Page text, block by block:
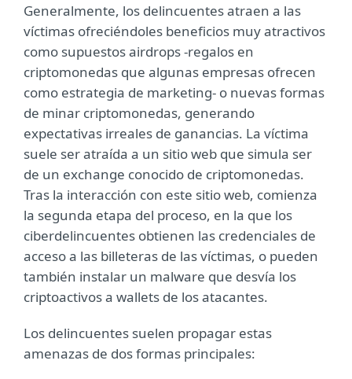
Generalmente, los delincuentes atraen a las
víctimas ofreciéndoles beneficios muy atractivos
como supuestos airdrops -regalos en
criptomonedas que algunas empresas ofrecen
como estrategia de marketing- o nuevas formas
de minar criptomonedas, generando
expectativas irreales de ganancias. La víctima
suele ser atraída a un sitio web que simula ser
de un exchange conocido de criptomonedas.
Tras la interacción con este sitio web, comienza
la segunda etapa del proceso, en la que los
ciberdelincuentes obtienen las credenciales de
acceso a las billeteras de las víctimas, o pueden
también instalar un malware que desvía los
criptoactivos a wallets de los atacantes.
Los delincuentes suelen propagar estas
amenazas de dos formas principales: